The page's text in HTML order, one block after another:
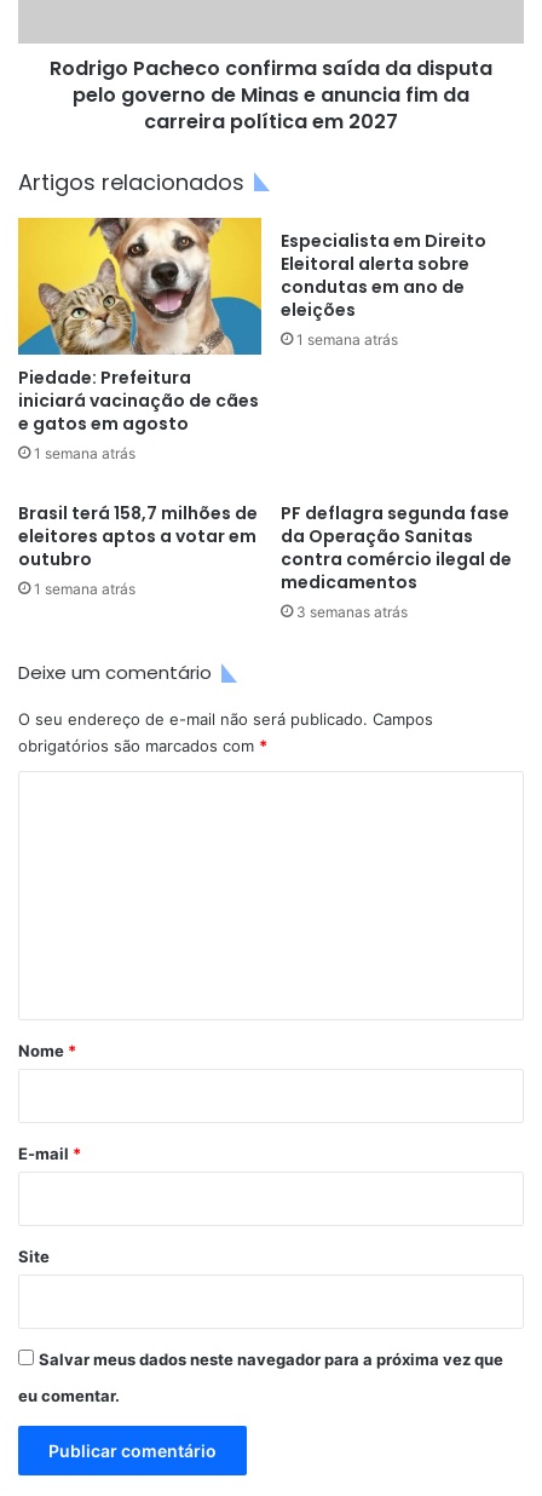
de
Minas
carreira
política
Rodrigo Pacheco confirma saída da disputa
pelo governo de Minas e anuncia fim da
carreira política em 2027
Artigos relacionados
Piedade: Prefeitura
iniciará vacinação de cães
e gatos em agosto
1 semana atrás
Especialista em Direito
Eleitoral alerta sobre
condutas em ano de
eleições
1 semana atrás
Brasil terá 158,7 milhões de
eleitores aptos a votar em
outubro
1 semana atrás
PF deflagra segunda fase
da Operação Sanitas
contra comércio ilegal de
medicamentos
3 semanas atrás
Deixe um comentário
O seu endereço de e-mail não será publicado. Campos
obrigatórios são marcados com *
r
*
Nome *
E-mail *
Site
Salvar meus dados neste navegador para a próxima vez que
eu comentar.